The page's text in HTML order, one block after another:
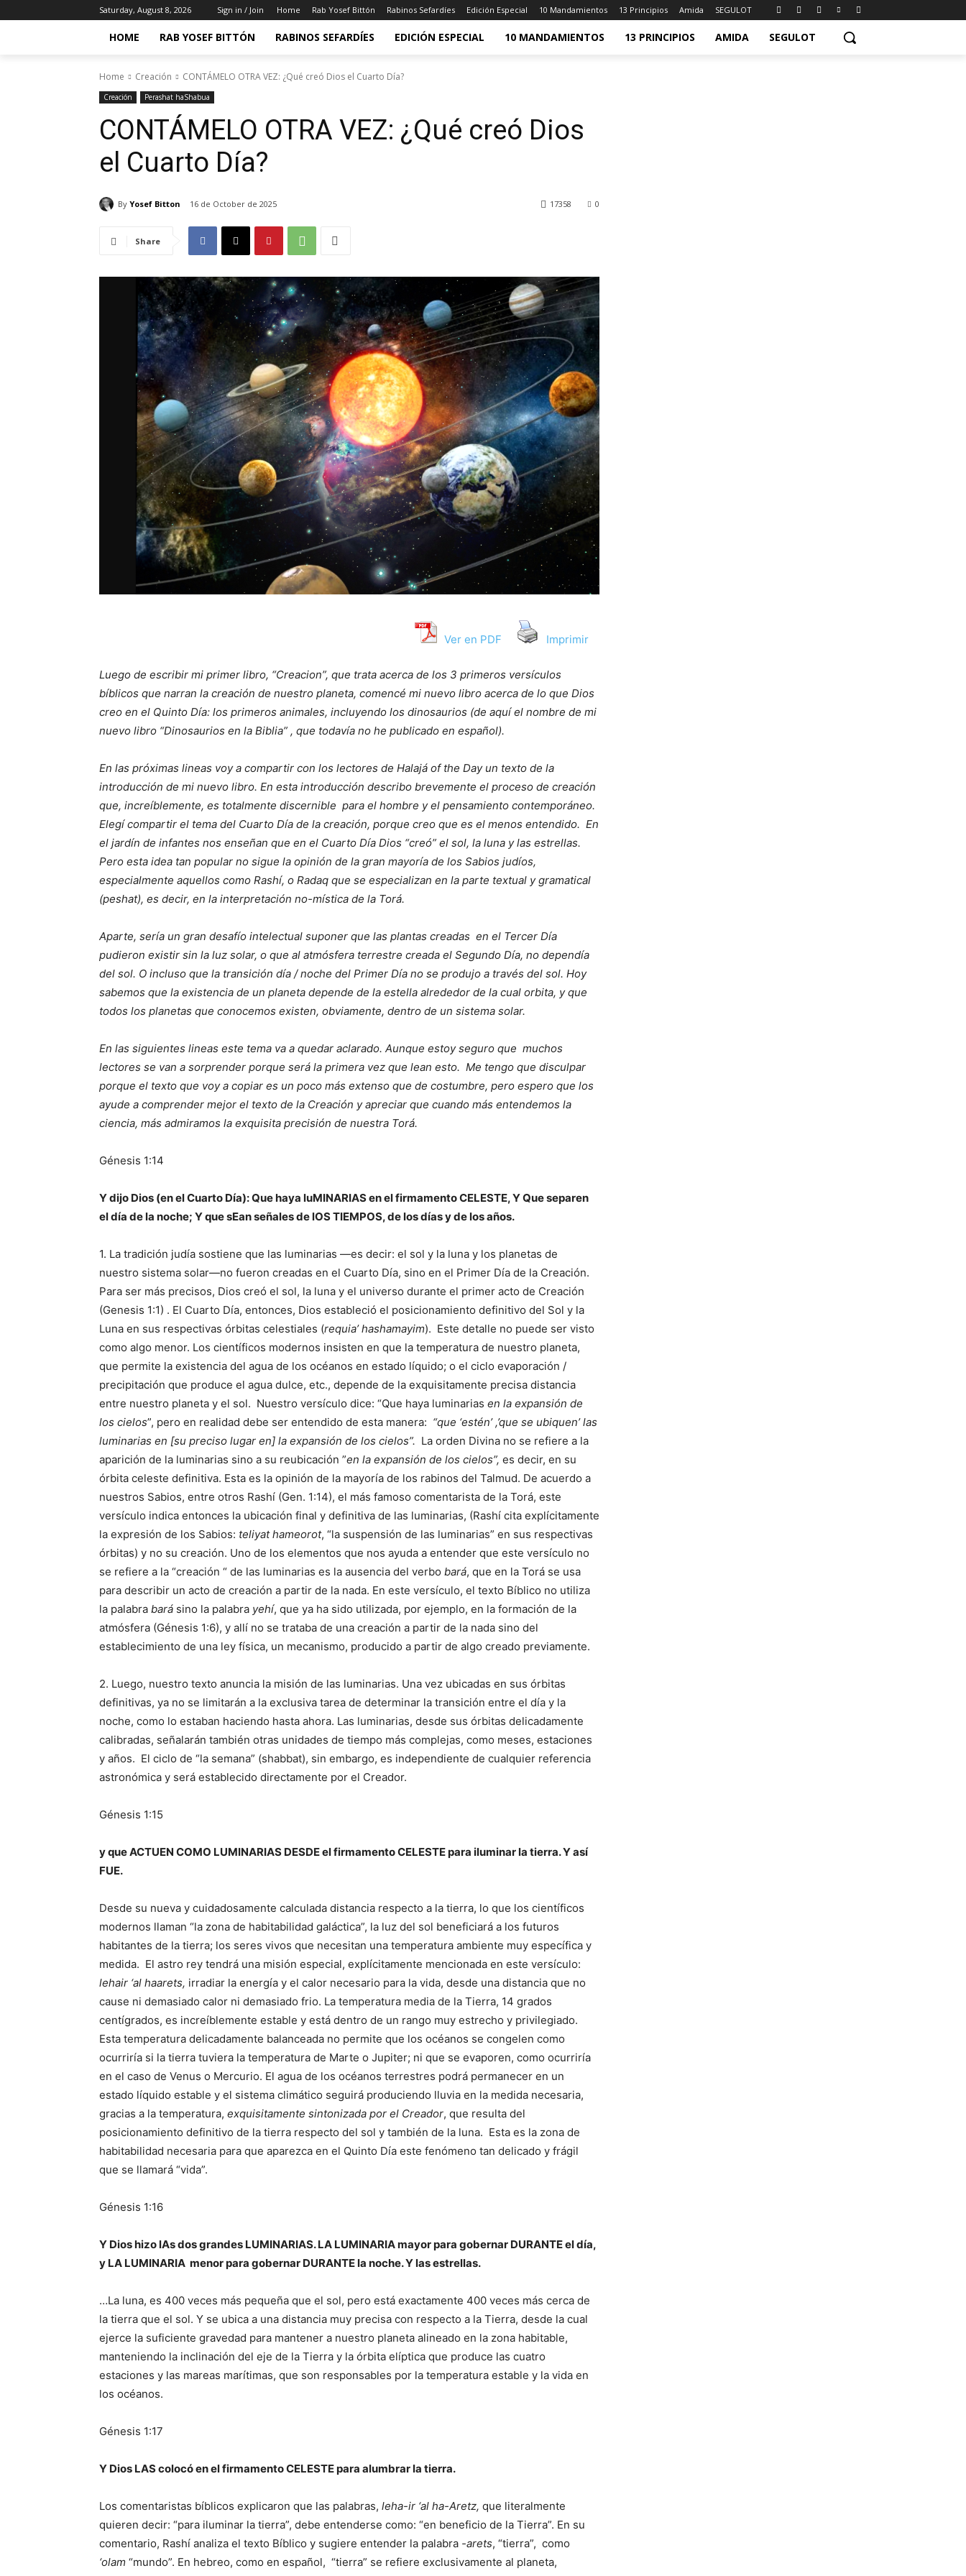
Saturday, August 8, 2026 Sign in / Join Home Rab Yosef Bittón Rabinos Sefardíes Edición Especial 10 Mandamientos 13 Principios Amida SEGULOT
HOME RAB YOSEF BITTÓN RABINOS SEFARDÍES EDICIÓN ESPECIAL 10 MANDAMIENTOS 13 PRINCIPIOS AMIDA SEGULOT
Home Creación CONTÁMELO OTRA VEZ: ¿Qué creó Dios el Cuarto Día?
Creación Perashat haShabua
CONTÁMELO OTRA VEZ: ¿Qué creó Dios
el Cuarto Día?
By Yosef Bitton 16 de October de 2025 0
17358
Share
Ver en PDF Imprimir
Luego de escribir mi primer libro, “Creacion”, que trata acerca de los 3 primeros versículos
bíblicos que narran la creación de nuestro planeta, comencé mi nuevo libro acerca de lo que Dios
creo en el Quinto Día: los primeros animales, incluyendo los dinosaurios (de aquí el nombre de mi
nuevo libro “Dinosaurios en la Biblia” , que todavía no he publicado en español).
En las próximas lineas voy a compartir con los lectores de Halajá of the Day un texto de la
introducción de mi nuevo libro. En esta introducción describo brevemente el proceso de creación
que, increíblemente, es totalmente discernible para el hombre y el pensamiento contemporáneo.
Elegí compartir el tema del Cuarto Día de la creación, porque creo que es el menos entendido. En
el jardín de infantes nos enseñan que en el Cuarto Día Dios “creó” el sol, la luna y las estrellas.
Pero esta idea tan popular no sigue la opinión de la gran mayoría de los Sabios judíos,
especialmente aquellos como Rashí, o Radaq que se especializan en la parte textual y gramatical
(peshat), es decir, en la interpretación no-mística de la Torá.
Aparte, sería un gran desafío intelectual suponer que las plantas creadas en el Tercer Día
pudieron existir sin la luz solar, o que al atmósfera terrestre creada el Segundo Día, no dependía
del sol. O incluso que la transición día / noche del Primer Día no se produjo a través del sol. Hoy
sabemos que la existencia de un planeta depende de la estella alrededor de la cual orbita, y que
todos los planetas que conocemos existen, obviamente, dentro de un sistema solar.
En las siguientes lineas este tema va a quedar aclarado. Aunque estoy seguro que muchos
lectores se van a sorprender porque será la primera vez que lean esto. Me tengo que disculpar
porque el texto que voy a copiar es un poco más extenso que de costumbre, pero espero que los
ayude a comprender mejor el texto de la Creación y apreciar que cuando más entendemos la
ciencia, más admiramos la exquisita precisión de nuestra Torá.
Génesis 1:14
Y dijo Dios (en el Cuarto Día): Que haya luMINARIAS en el firmamento CELESTE, Y Que separen
el día de la noche; Y que sEan señales de lOS TIEMPOS, de los días y de los años.
1. La tradición judía sostiene que las luminarias —es decir: el sol y la luna y los planetas de
nuestro sistema solar—no fueron creadas en el Cuarto Día, sino en el Primer Día de la Creación.
Para ser más precisos, Dios creó el sol, la luna y el universo durante el primer acto de Creación
(Genesis 1:1) . El Cuarto Día, entonces, Dios estableció el posicionamiento definitivo del Sol y la
Luna en sus respectivas órbitas celestiales (requia’ hashamayim). Este detalle no puede ser visto
como algo menor. Los científicos modernos insisten en que la temperatura de nuestro planeta,
que permite la existencia del agua de los océanos en estado líquido; o el ciclo evaporación /
precipitación que produce el agua dulce, etc., depende de la exquisitamente precisa distancia
entre nuestro planeta y el sol. Nuestro versículo dice: “Que haya luminarias en la expansión de
los cielos”, pero en realidad debe ser entendido de esta manera: “que ‘estén’ ,’que se ubiquen’ las
luminarias en [su preciso lugar en] la expansión de los cielos”. La orden Divina no se refiere a la
aparición de la luminarias sino a su reubicación ”en la expansión de los cielos”, es decir, en su
órbita celeste definitiva. Esta es la opinión de la mayoría de los rabinos del Talmud. De acuerdo a
nuestros Sabios, entre otros Rashí (Gen. 1:14), el más famoso comentarista de la Torá, este
versículo indica entonces la ubicación final y definitiva de las luminarias, (Rashí cita explícitamente
la expresión de los Sabios: teliyat hameorot, “la suspensión de las luminarias” en sus respectivas
órbitas) y no su creación. Uno de los elementos que nos ayuda a entender que este versículo no
se refiere a la “creación “ de las luminarias es la ausencia del verbo bará, que en la Torá se usa
para describir un acto de creación a partir de la nada. En este versículo, el texto Bíblico no utiliza
la palabra bará sino la palabra yehí, que ya ha sido utilizada, por ejemplo, en la formación de la
atmósfera (Génesis 1:6), y allí no se trataba de una creación a partir de la nada sino del
establecimiento de una ley física, un mecanismo, producido a partir de algo creado previamente.
2. Luego, nuestro texto anuncia la misión de las luminarias. Una vez ubicadas en sus órbitas
definitivas, ya no se limitarán a la exclusiva tarea de determinar la transición entre el día y la
noche, como lo estaban haciendo hasta ahora. Las luminarias, desde sus órbitas delicadamente
calibradas, señalarán también otras unidades de tiempo más complejas, como meses, estaciones
y años. El ciclo de “la semana” (shabbat), sin embargo, es independiente de cualquier referencia
astronómica y será establecido directamente por el Creador.
Génesis 1:15
y que ACTUEN COMO LUMINARIAS DESDE el firmamento CELESTE para iluminar la tierra. Y así
FUE.
Desde su nueva y cuidadosamente calculada distancia respecto a la tierra, lo que los científicos
modernos llaman “la zona de habitabilidad galáctica”, la luz del sol beneficiará a los futuros
habitantes de la tierra; los seres vivos que necesitan una temperatura ambiente muy específica y
medida. El astro rey tendrá una misión especial, explícitamente mencionada en este versículo:
lehair ‘al haarets, irradiar la energía y el calor necesario para la vida, desde una distancia que no
cause ni demasiado calor ni demasiado frio. La temperatura media de la Tierra, 14 grados
centígrados, es increíblemente estable y está dentro de un rango muy estrecho y privilegiado.
Esta temperatura delicadamente balanceada no permite que los océanos se congelen como
ocurriría si la tierra tuviera la temperatura de Marte o Jupiter; ni que se evaporen, como ocurriría
en el caso de Venus o Mercurio. El agua de los océanos terrestres podrá permanecer en un
estado líquido estable y el sistema climático seguirá produciendo lluvia en la medida necesaria,
gracias a la temperatura, exquisitamente sintonizada por el Creador, que resulta del
posicionamiento definitivo de la tierra respecto del sol y también de la luna. Esta es la zona de
habitabilidad necesaria para que aparezca en el Quinto Día este fenómeno tan delicado y frágil
que se llamará “vida”.
Génesis 1:16
Y Dios hizo lAs dos grandes LUMINARIAS. LA LUMINARIA mayor para gobernar DURANTE el día,
y LA LUMINARIA menor para gobernar DURANTE la noche. Y las estrellas.
…La luna, es 400 veces más pequeña que el sol, pero está exactamente 400 veces más cerca de
la tierra que el sol. Y se ubica a una distancia muy precisa con respecto a la Tierra, desde la cual
ejerce la suficiente gravedad para mantener a nuestro planeta alineado en la zona habitable,
manteniendo la inclinación del eje de la Tierra y la órbita elíptica que produce las cuatro
estaciones y las mareas marítimas, que son responsables por la temperatura estable y la vida en
los océanos.
Génesis 1:17
Y Dios LAS colocó en el firmamento CELESTE para alumbrar la tierra.
Los comentaristas bíblicos explicaron que las palabras, leha-ir ‘al ha-Aretz, que literalmente
quieren decir: “para iluminar la tierra”, debe entenderse como: “en beneficio de la Tierra”. En su
comentario, Rashí analiza el texto Bíblico y sugiere entender la palabra -arets, “tierra”, como
‘olam “mundo”. En hebreo, como en español, “tierra” se refiere exclusivamente al planeta,